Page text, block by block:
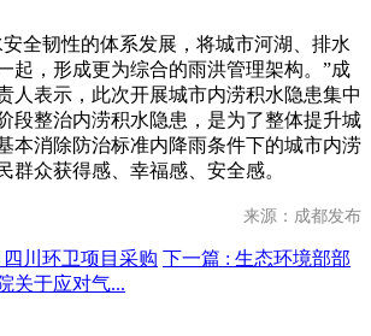
全韧性的体系发展，将城市河湖、排水
起，形成更为综合的雨洪管理架构。”成
人表示，此次开展城市内涝积水隐患集中
段整治内涝积水隐患，是为了整体提升城
本消除防治标准内降雨条件下的城市内涝
群众获得感、幸福感、安全感。
来源：成都发布
四川环卫项目采购 下一篇 : 生态环境部部
关于应对气...